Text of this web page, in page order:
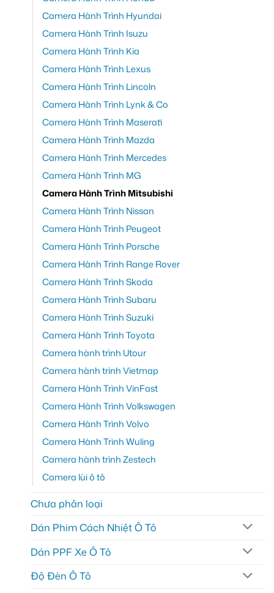
Camera Hành Trình Hyundai
Camera Hành Trình Isuzu
Camera Hành Trình Kia
Camera Hành Trình Lexus
Camera Hành Trình Lincoln
Camera Hành Trình Lynk & Co
Camera Hành Trình Maserati
Camera Hành Trình Mazda
Camera Hành Trình Mercedes
Camera Hành Trình MG
Camera Hành Trình Mitsubishi
Camera Hành Trình Nissan
Camera Hành Trình Peugeot
Camera Hành Trình Porsche
Camera Hành Trình Range Rover
Camera Hành Trình Skoda
Camera Hành Trình Subaru
Camera Hành Trình Suzuki
Camera Hành Trình Toyota
Camera hành trình Utour
Camera hành trình Vietmap
Camera Hành Trình VinFast
Camera Hành Trình Volkswagen
Camera Hành Trình Volvo
Camera Hành Trình Wuling
Camera hành trình Zestech
Camera lùi ô tô
Chưa phân loại
Dán Phim Cách Nhiệt Ô Tô
Dán PPF Xe Ô Tô
Độ Đèn Ô Tô